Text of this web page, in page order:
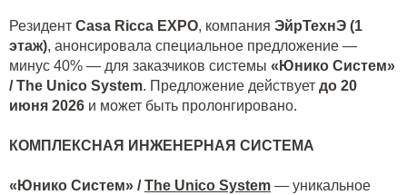
Резидент Casa Ricca EXPO, компания ЭйрТехнЭ (1
этаж), анонсировала специальное предложение —
минус 40% — для заказчиков системы «Юнико Систем»
/ The Unico System. Предложение действует до 20
июня 2026 и может быть пролонгировано.
КОМПЛЕКСНАЯ ИНЖЕНЕРНАЯ СИСТЕМА
«Юнико Систем» / The Unico System — уникальное